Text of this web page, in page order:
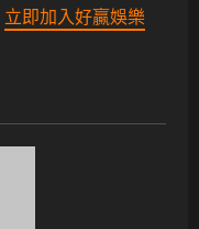
立即加入好贏娛樂